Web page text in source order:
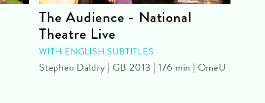
The Audience - National
Theatre Live
WITH ENGLISH SUBTITLES
Stephen Daldry | GB 2013 | 176 min | OmeU